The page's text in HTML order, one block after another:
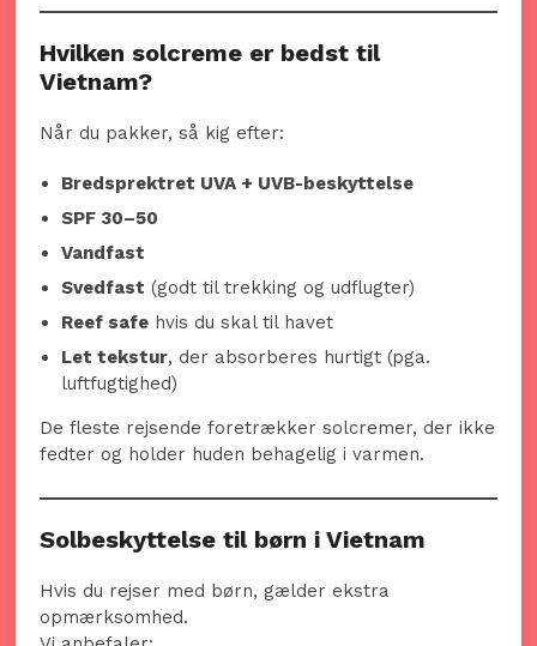
Hvilken solcreme er bedst til
Vietnam?
Når du pakker, så kig efter:
Bredsprektret UVA + UVB-beskyttelse
SPF 30–50
Vandfast
Svedfast (godt til trekking og udflugter)
Reef safe hvis du skal til havet
Let tekstur, der absorberes hurtigt (pga.
luftfugtighed)
De fleste rejsende foretrækker solcremer, der ikke
fedter og holder huden behagelig i varmen.
Solbeskyttelse til børn i Vietnam
Hvis du rejser med børn, gælder ekstra
opmærksomhed.